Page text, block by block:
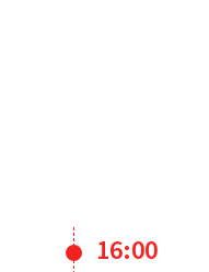
16:00